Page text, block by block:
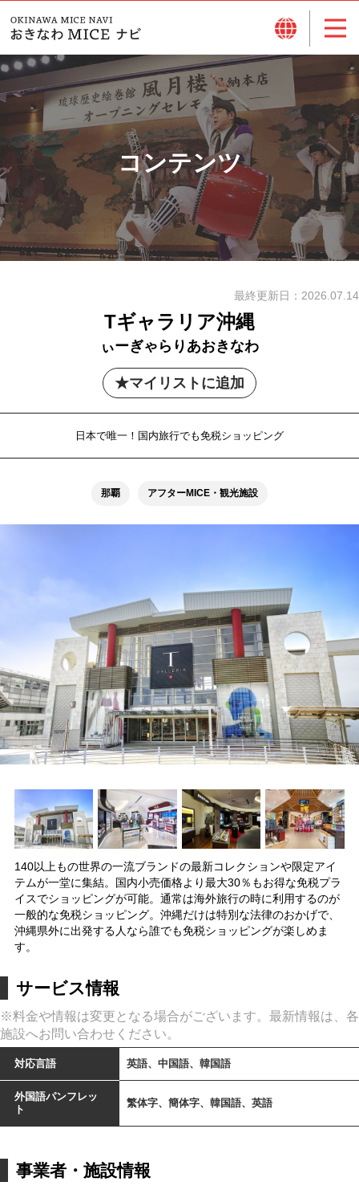
コンテンツ
最終更新日： 2026.07.14
Tギャラリア沖縄
ぃーぎゃらりあおきなわ
マイリストに追加
日本で唯一！国内旅行でも免税ショッピング
那覇 アフターMICE・観光施設
140以上もの世界の一流ブランドの最新コレクションや限定アイ
テムが一堂に集結。国内小売価格より最大30％もお得な免税プラ
イスでショッピングが可能。通常は海外旅行の時に利用するのが
一般的な免税ショッピング。沖縄だけは特別な法律のおかげで、
沖縄県外に出発する人なら誰でも免税ショッピングが楽しめま
す。
サービス情報
※料金や情報は変更となる場合がございます。最新情報は、各
施設へお問い合わせください。
対応言語 英語、中国語、韓国語
外国語パンフレッ
ト
繁体字、簡体字、韓国語、英語
事業者・施設情報